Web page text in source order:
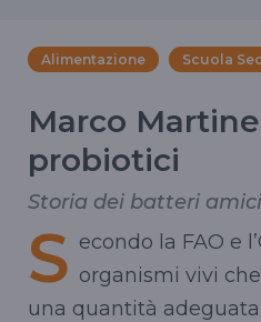
Alimentazione Scuola
Marco
probiotici
Storia dei batteri amici
S econdo la FAO e
organismi vivi
una quantità